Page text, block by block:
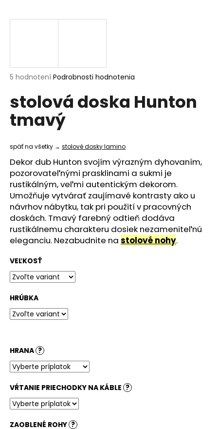
Priemerné
produktu
je
5,0
z
hviezdičiek.
5 hodnotení Podrobnosti hodnotenia
stolová doska Hunton
tmavý
späť na všetky → stolové dosky lamino
Dekor dub Hunton svojím výrazným dyhovaním,
pozorovateľnými prasklinami a sukmi je
rustikálným, veľmi autentickým dekorom.
Umožňuje vytvárať zaujímavé kontrasty ako u
návrhov nábytku, tak pri použití v pracovných
doskách. Tmavý farebný odtieň dodáva
rustikálnemu charakteru dosiek nezameniteľnú
eleganciu. Nezabudnite na stolové nohy.
VEĽKOSŤ
HRÚBKA
HRANA ?
VŔTANIE PRIECHODKY NA KÁBLE ?
ZAOBLENÉ ROHY ?
j
?
d
p
o
r
ú
č
a
m
STOLOVÁ
BIELA
148,82
€